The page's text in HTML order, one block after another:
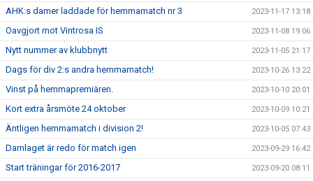
AHK:s damer laddade för hemmamatch nr 3 2023-11-17 13:18
Oavgjort mot Vintrosa IS 2023-11-08 19:06
Nytt nummer av klubbnytt 2023-11-05 21:17
Dags för div 2:s andra hemmamatch! 2023-10-26 13:22
Vinst på hemmapremiären. 2023-10-10 20:01
Kort extra årsmöte 24 oktober 2023-10-09 10:21
Äntligen hemmamatch i division 2! 2023-10-05 07:43
Damlaget är redo för match igen 2023-09-29 16:42
Start träningar för 2016-2017 2023-09-20 08:11